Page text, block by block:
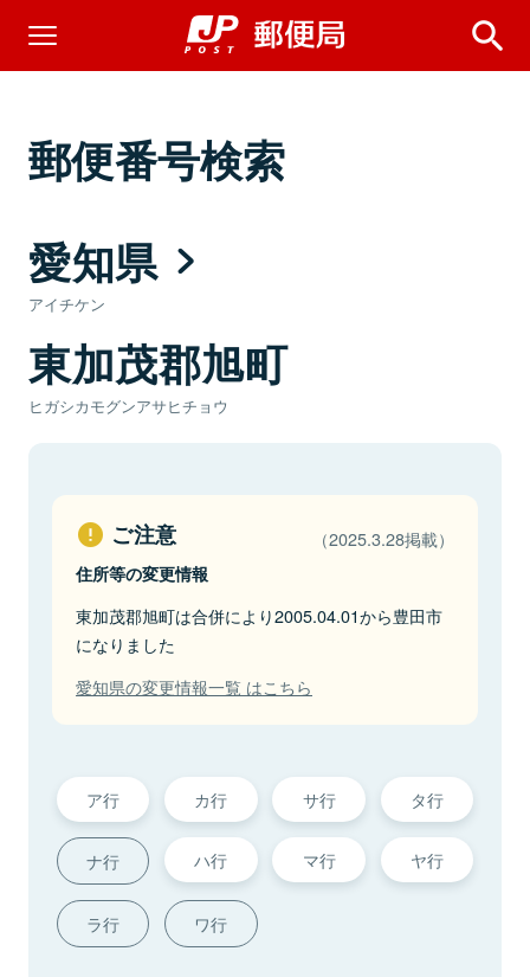
郵便番号検索
愛知県
アイチケン
東加茂郡旭町
ヒガシカモグンアサヒチョウ
ご注意 （2025.3.28掲載）
住所等の変更情報
東加茂郡旭町は合併により2005.04.01から豊田市
になりました
愛知県の変更情報一覧 はこちら
ア行 カ行 サ行 タ行
ナ行 ハ行 マ行 ヤ行
ラ行 ワ行